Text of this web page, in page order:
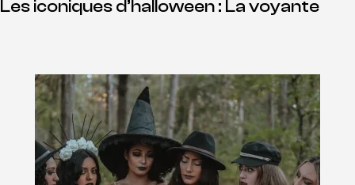
Les iconiques d’halloween : La voyante